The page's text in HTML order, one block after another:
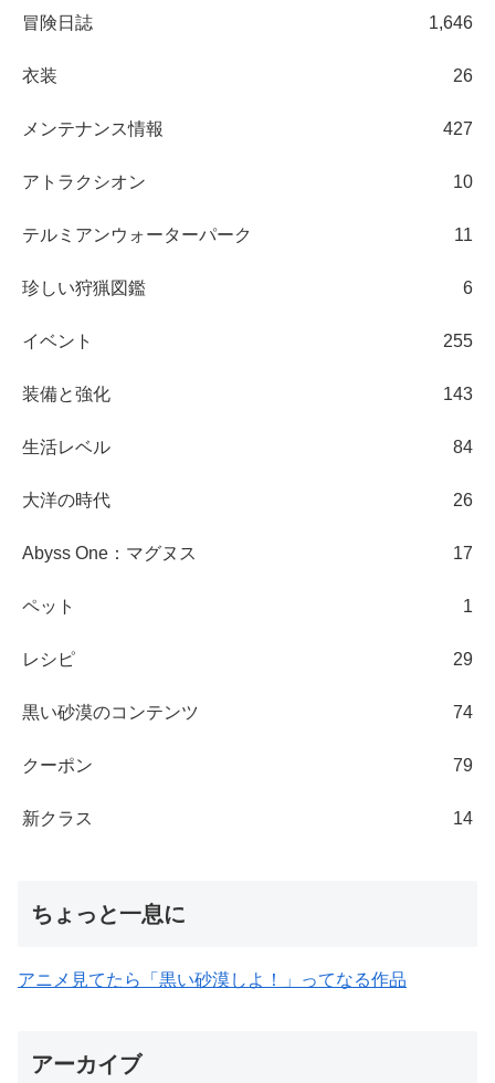
冒険日誌 1,646
衣装 26
メンテナンス情報 427
アトラクシオン 10
テルミアンウォーターパーク 11
珍しい狩猟図鑑 6
イベント 255
装備と強化 143
生活レベル 84
大洋の時代 26
Abyss One：マグヌス 17
ペット 1
レシピ 29
黒い砂漠のコンテンツ 74
クーポン 79
新クラス 14
ちょっと一息に
アニメ見てたら「黒い砂漠しよ！」ってなる作品
アーカイブ